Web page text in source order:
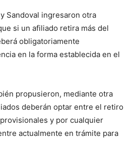
Sandoval ingresaron otra
si un afiliado retira más del
obligatoriamente
en la forma establecida en el
propusieron, mediante otra
deberán optar entre el retiro
y por cualquier
actualmente en trámite para